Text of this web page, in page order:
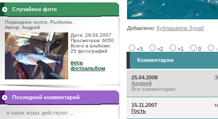
Случайное фото
Подводная охота. Рыбалка.
Автор: Андрей
Дата: 29.04.2007
Просмотров: 6050
Всего в альбоме:
25 фотографий
весь
фотоальбом
Последний комментарий
в каких играх действуют ...
Добавлено: Кублашвили Зураб
+3 +2 +1 0
Комментарии
25.04.2008
Андрей
Все комментарии
15.11.2007
Гость